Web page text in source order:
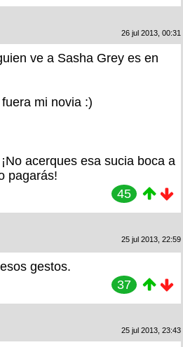
26 jul 2013, 00:31
ve a Sasha Grey es en
mi novia :)
acerques esa sucia boca a
pagarás!
45
25 jul 2013, 22:59
gestos.
37
25 jul 2013, 23:43